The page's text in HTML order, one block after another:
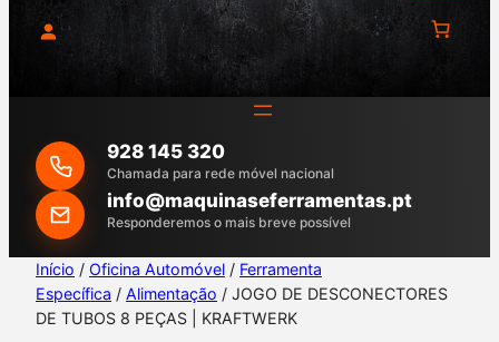
u
r
c
h
928 145 320
Chamada para rede móvel nacional
info@maquinaseferramentas.pt
Responderemos o mais breve possível
Início / Oficina Automóvel / Ferramenta
Específica / Alimentação / JOGO DE DESCONECTORES
DE TUBOS 8 PEÇAS | KRAFTWERK